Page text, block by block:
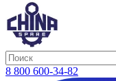
8 800 600-34-82